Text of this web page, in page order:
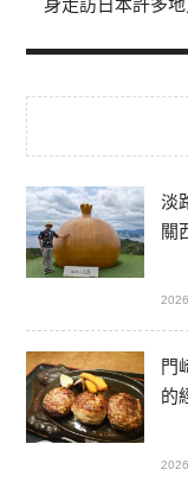
淡
關
門
的